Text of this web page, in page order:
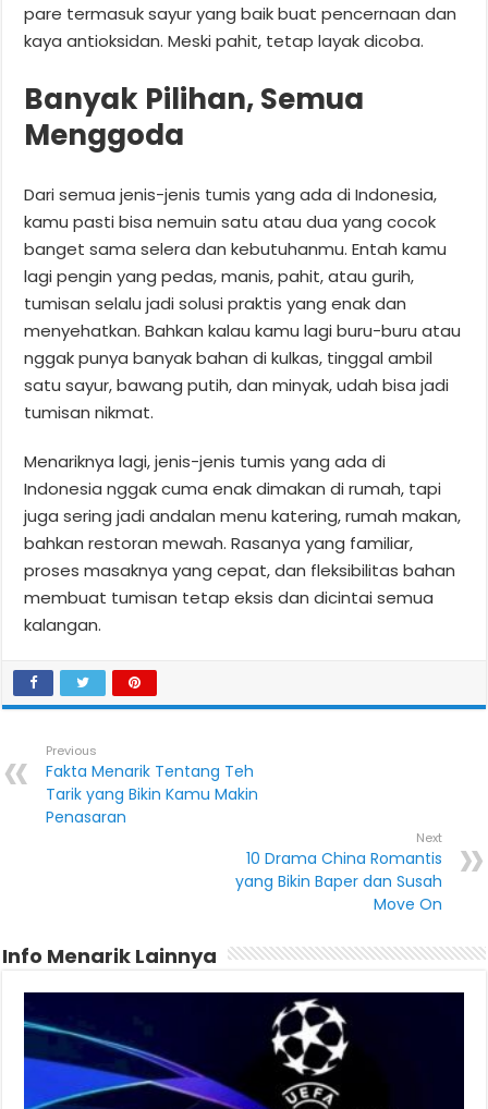
pare termasuk sayur yang baik buat pencernaan dan
kaya antioksidan. Meski pahit, tetap layak dicoba.
Banyak Pilihan, Semua
Menggoda
Dari semua jenis-jenis tumis yang ada di Indonesia,
kamu pasti bisa nemuin satu atau dua yang cocok
banget sama selera dan kebutuhanmu. Entah kamu
lagi pengin yang pedas, manis, pahit, atau gurih,
tumisan selalu jadi solusi praktis yang enak dan
menyehatkan. Bahkan kalau kamu lagi buru-buru atau
nggak punya banyak bahan di kulkas, tinggal ambil
satu sayur, bawang putih, dan minyak, udah bisa jadi
tumisan nikmat.
Menariknya lagi, jenis-jenis tumis yang ada di
Indonesia nggak cuma enak dimakan di rumah, tapi
juga sering jadi andalan menu katering, rumah makan,
bahkan restoran mewah. Rasanya yang familiar,
proses masaknya yang cepat, dan fleksibilitas bahan
membuat tumisan tetap eksis dan dicintai semua
kalangan.
Previous
Fakta Menarik Tentang Teh
Tarik yang Bikin Kamu Makin
Penasaran
Next
10 Drama China Romantis
yang Bikin Baper dan Susah
Move On
Info Menarik Lainnya